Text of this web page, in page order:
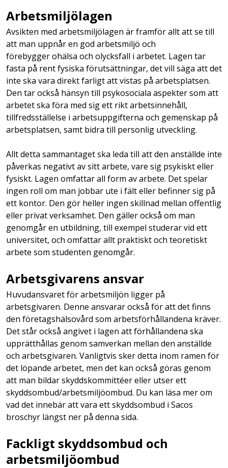
Arbetsmiljölagen
Avsikten med arbetsmiljölagen är framför allt att se till
att man uppnår en god arbetsmiljö och
förebygger ohälsa och olycksfall i arbetet. Lagen tar
fasta på rentfysiska förutsättningar, det vill säga att det
inte ska vara direkt farligt att vistas på arbetsplatsen.
Den tar också hänsyn till psykosociala aspekter som att
arbetet ska föra med sig ett rikt arbetsinnehåll,
tillfredsställelse i arbetsuppgifterna och gemenskap på
arbetsplatsen, samt bidra till personlig utveckling.
Allt detta sammantaget ska leda till att den anställde inte
påverkas negativt av sitt arbete, vare sig psykiskt eller
fysiskt. Lagen omfattar all form av arbete. Det spelar
ingen roll om man jobbar ute i fält eller befinner sig på
ett kontor. Den gör heller ingen skillnad mellan offentlig
eller privat verksamhet. Den gäller också om man
genomgår en utbildning, till exempel studerar vid ett
universitet, och omfattar allt praktiskt och teoretiskt
arbete som studenten genomgår.
Arbetsgivarens ansvar
Huvudansvaret för arbetsmiljön ligger på
arbetsgivaren. Denne ansvarar också för att det finns
den företagshälsovård som arbetsförhållandena kräver.
Det står också angivet i lagen att förhållandena ska
upprätthållas genom samverkan mellan den anställde
och arbetsgivaren. Vanligtvis sker detta inom ramen för
det löpande arbetet, men det kan också göras genom
att man bildar skyddskommittéer eller utser ett
skyddsombud/arbetsmiljöombud. Du kan läsa mer om
vad det innebär att vara ett skyddsombud i Sacos
broschyr längst ner på denna sida.
Fackligt skyddsombud och
arbetsmiljöombud